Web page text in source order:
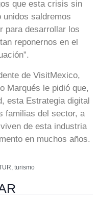
que esta crisis sin
unidos saldremos
para desarrollar los
reponernos en el
de VisitMexico,
Marqués le pidió que,
esta Estrategia digital
familias del sector, a
de esta industria
en muchos años.
, turismo